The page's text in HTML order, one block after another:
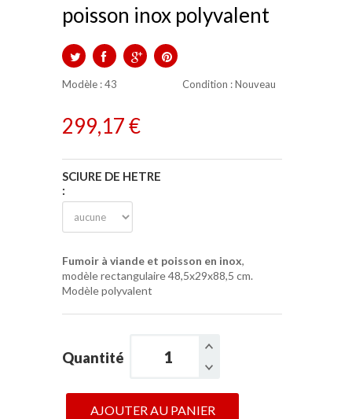
poisson inox polyvalent
TWEETPARTAGERGOOGLE+PINTEREST
Modèle :43 Condition : Nouveau
299,17 €
SCIURE DE HETRE
:
Fumoir à viande et poisson en inox,
modèle rectangulaire 48,5x29x88,5 cm.
Modèle polyvalent
Quantité
AJOUTER AU PANIER